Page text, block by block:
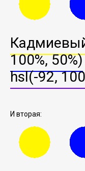
100%, 50%)
hsl(-92,
И вторая: